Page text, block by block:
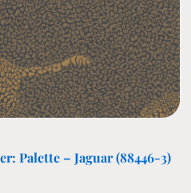
Palette – Jaguar (88446-3)